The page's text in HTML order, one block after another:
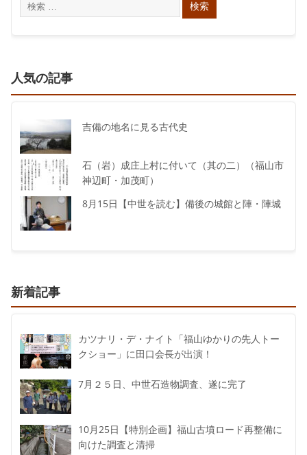
人気の記事
吉備の地名に見る古代史
石（岩）成庄上村に付いて（其の二）（福山市
神辺町・加茂町）
8月15日【中世を読む】備後の城館と陣・陣城
新着記事
カツナリ・デ・ナイト「福山ゆかりの先人トー
クショー」に田口会長が出演！
7月２５日、中世石造物調査、遂に完了
10月25日【特別企画】福山古墳ロード再整備に
向けた調査と清掃